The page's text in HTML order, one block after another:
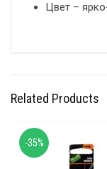
Цвет –
Related Products
-35%